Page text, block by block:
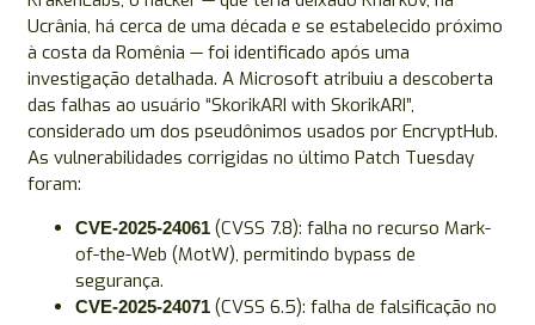
Ucrânia, há cerca de uma década e se estabelecido próximo
à costa da Romênia — foi identificado após uma
investigação detalhada. A Microsoft atribuiu a descoberta
das falhas ao usuário “SkorikARI with SkorikARI”,
considerado um dos pseudônimos usados por EncryptHub.
As vulnerabilidades corrigidas no último Patch Tuesday
foram:
CVE-2025-24061 (CVSS 7.8): falha no recurso Mark-
of-the-Web (MotW), permitindo bypass de
segurança.
CVE-2025-24071 (CVSS 6.5): falha de falsificação no